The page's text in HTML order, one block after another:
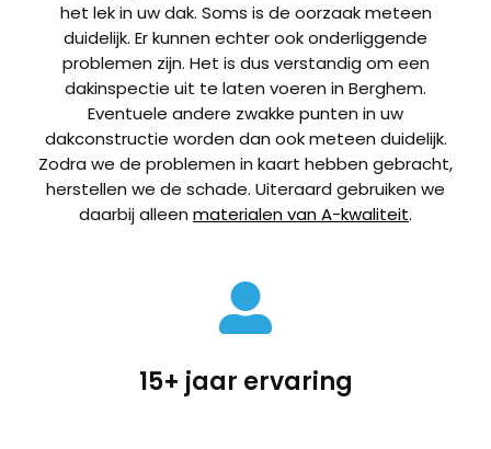
het lek in uw dak. Soms is de oorzaak meteen
duidelijk. Er kunnen echter ook onderliggende
problemen zijn. Het is dus verstandig om een
dakinspectie uit te laten voeren in Berghem.
Eventuele andere zwakke punten in uw
dakconstructie worden dan ook meteen duidelijk.
Zodra we de problemen in kaart hebben gebracht,
herstellen we de schade. Uiteraard gebruiken we
daarbij alleen materialen van A-kwaliteit.

15+ jaar ervaring